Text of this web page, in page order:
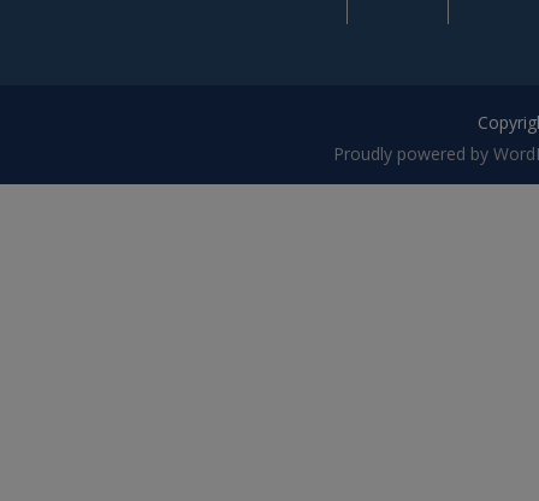
Proudly powered by